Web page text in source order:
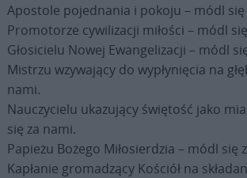
Apostole pojednania i pokoju – módl się
Promotorze cywilizacji miłości – módl
Głosicielu Nowej Ewangelizacji – módl
Mistrzu wzywający do wypłynięcia na
nami.
Nauczycielu ukazujący świętość jako
się za nami.
Papieżu Bożego Miłosierdzia – módl się
Kapłanie gromadzący Kościół na